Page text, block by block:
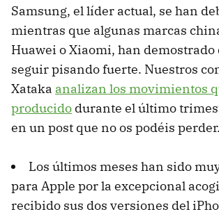
Samsung, el líder actual, se han
mientras que algunas marcas
Huawei o Xiaomi, han demostrado
seguir pisando fuerte. Nuestros
Xataka analizan los movimientos
producido durante el último
en un post que no os podéis perder.
Los últimos meses han sido
para Apple por la excepcional
recibido sus dos versiones del